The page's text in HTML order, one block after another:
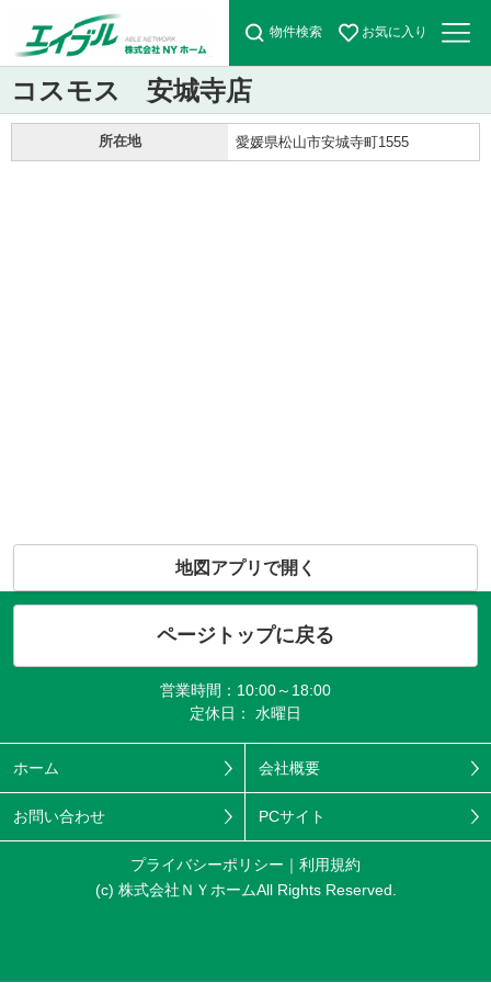
物件検索 お気に入り
コスモス 安城寺店
所在地 愛媛県松山市安城寺町1555
地図アプリで開く
ページトップに戻る
営業時間：10:00～18:00
定休日： 水曜日
ホーム 会社概要
お問い合わせ PCサイト
プライバシーポリシー
利用規約
(c) 株式会社ＮＹホームAll Rights Reserved.